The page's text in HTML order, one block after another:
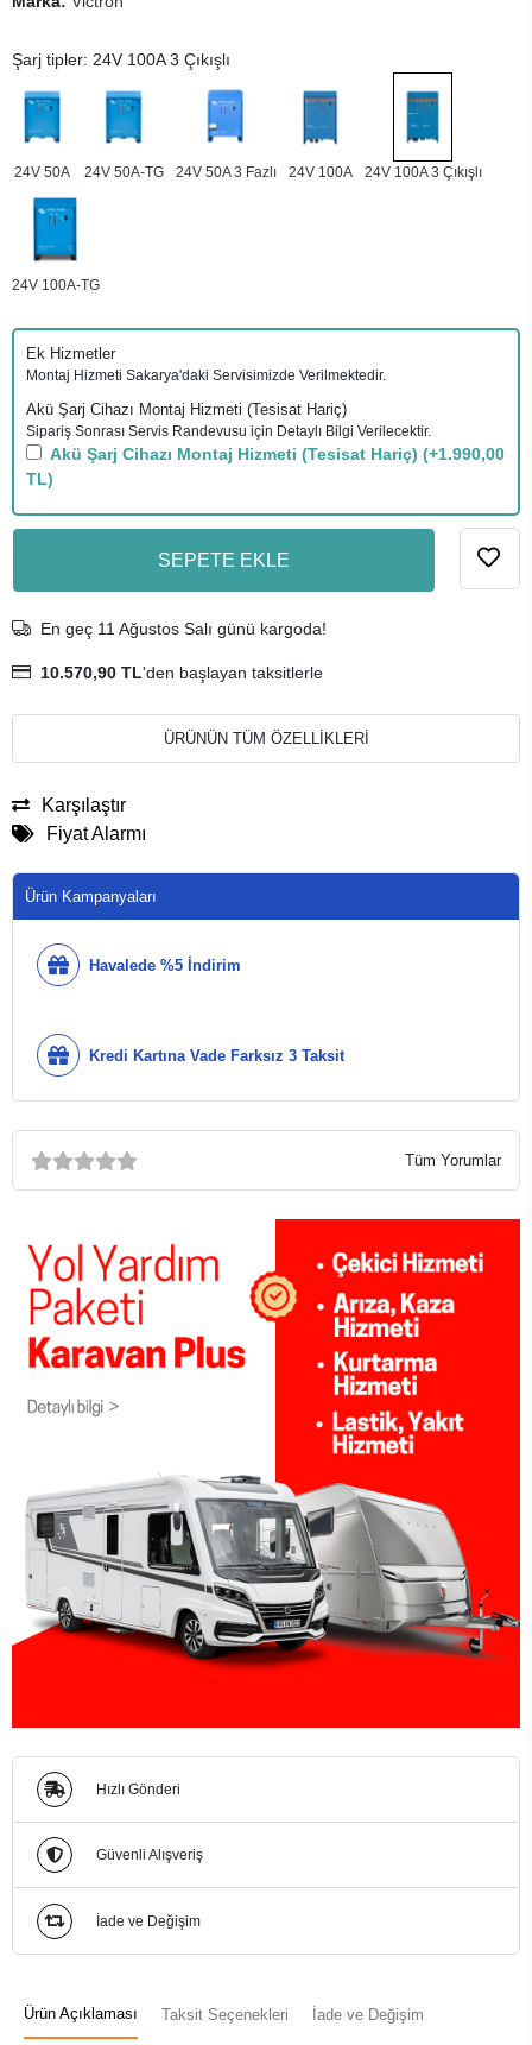
Şarj tipler: 24V 100A 3 Çıkışlı
24V 50A 24V 50A-TG 24V 50A 3 Fazlı 24V 100A 24V 100A 3 Çıkışlı
24V 100A-TG
Ek Hizmetler
Montaj Hizmeti Sakarya'daki Servisimizde Verilmektedir.
Akü Şarj Cihazı Montaj Hizmeti (Tesisat Hariç)
Sipariş Sonrası Servis Randevusu için Detaylı Bilgi Verilecektir.
Akü Şarj Cihazı Montaj Hizmeti (Tesisat Hariç) (+1.990,00
TL)
SEPETE EKLE
En geç 11 Ağustos Salı günü kargoda!
10.570,90 TL'den başlayan taksitlerle
ÜRÜNÜN TÜM ÖZELLİKLERİ
Karşılaştır
Fiyat Alarmı
Ürün Kampanyaları
Havalede %5 İndirim
Kredi Kartına Vade Farksız 3 Taksit
Tüm Yorumlar
Hızlı Gönderi
Güvenli Alışveriş
İade ve Değişim
Ürün Açıklaması Taksit Seçenekleri İade ve Değişim